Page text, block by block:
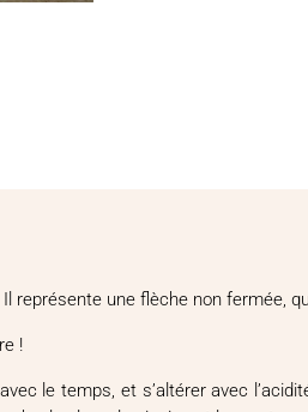
représente une flèche non fermée,
!
le temps, et s’altérer avec